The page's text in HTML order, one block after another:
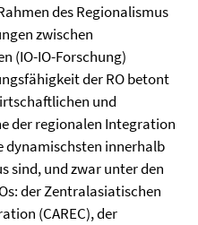
des Regionalismus
zwischen
(IO-IO-Forschung)
der RO betont
und
der regionalen Integration
dynamischsten innerhalb
sind, und zwar unter den
der Zentralasiatischen
(CAREC), der